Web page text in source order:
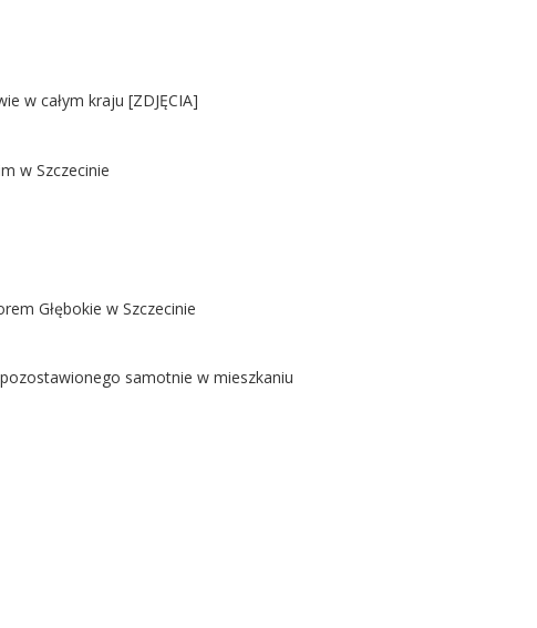
w całym kraju [ZDJĘCIA]
w Szczecinie
Głębokie w Szczecinie
samotnie w mieszkaniu